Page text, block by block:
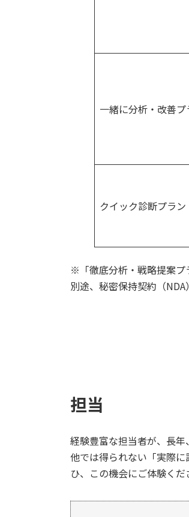
一緒に分析・改善プ
クイック診断プラン
※「徹底分析・戦略提案プ
別途、秘密保持契約（NDA
担当
経験豊富な担当者が、長年
他では得られない「実際
ひ、この機会にご体験くだ